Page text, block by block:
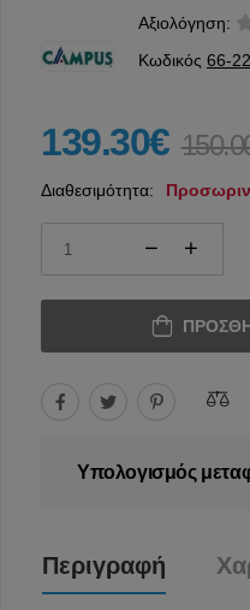
Αξιολόγηση:
Κωδικός 66-
139.30€
Διαθεσιμότητα:
Υπολογισμός
Περιγραφή